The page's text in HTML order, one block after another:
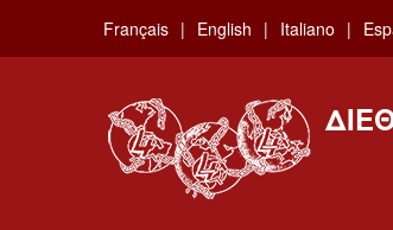
main
Français English Italiano